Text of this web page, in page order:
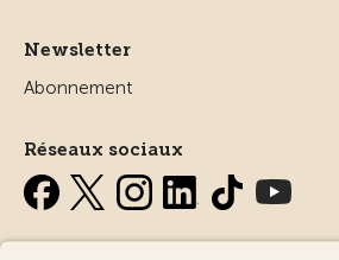
Newsletter
Abonnement
Réseaux sociaux